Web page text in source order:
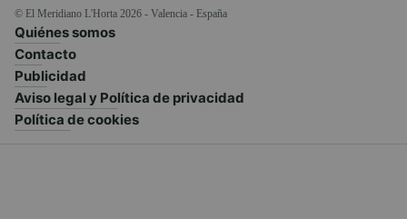
© El Meridiano L'Horta 2026 - Valencia - España
Quiénes somos
Contacto
Publicidad
Aviso legal y Política de privacidad
Política de cookies